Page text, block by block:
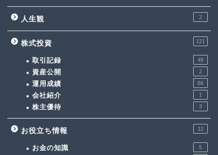
人生観 2
株式投資 121
取引記録 49
資産公開 2
運用成績 66
会社紹介 1
株主優待 3
お役立ち情報 12
お金の知識 5